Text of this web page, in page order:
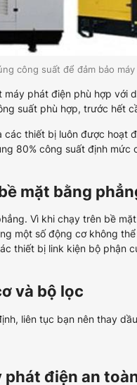
công suất để đảm bảo
phát điện phù hợp với
suất phù hợp, trước hết
thiết bị luôn được hoạt
80% công suất định mức
mặt bằng
Vì khi chạy trên bề
một số động cơ không
thiết bị link kiện bộ phận
và bộ lọc
liên tục bạn nên thay
phát điện an